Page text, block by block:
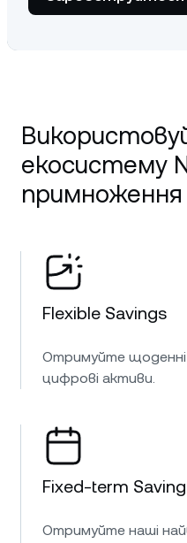
екосистему
примноження
Flexible Savings
Отримуйте щоденні
цифрові активи.
Fixed-term
Отримуйте наші